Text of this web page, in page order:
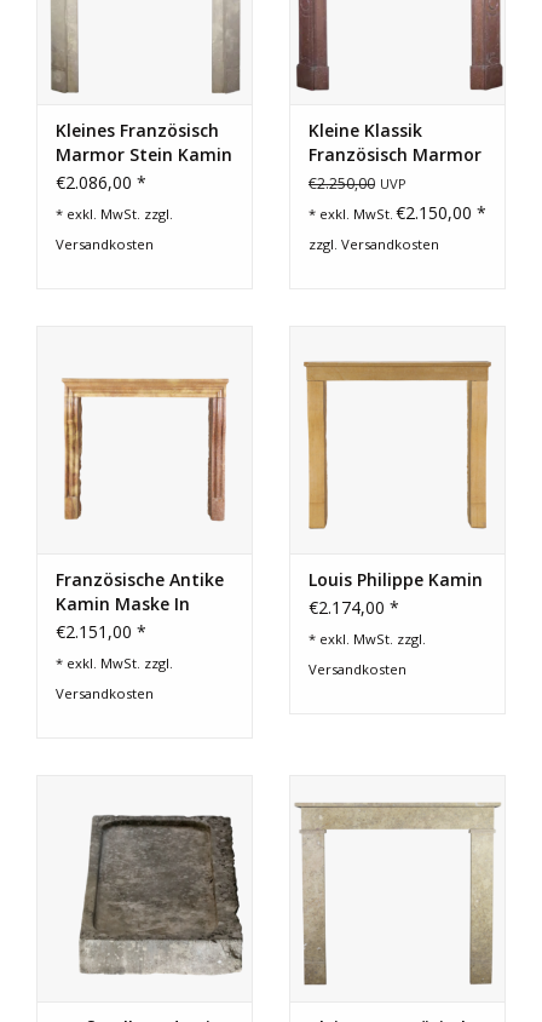
Kleines Französisch
Marmor Stein Kamin
Verkleidung
€2.086,00 *
* exkl. MwSt. zzgl.
Versandkosten
Kleine Klassik
Französisch Marmor
Stein Kamin
Verkleidung
€2.250,00 UVP
€2.150,00 *
* exkl. MwSt.
zzgl. Versandkosten
Französische Antike
Kamin Maske In
Zweifarbigem Stein
€2.151,00 *
* exkl. MwSt. zzgl.
Versandkosten
Louis Philippe Kamin
€2.174,00 *
* exkl. MwSt. zzgl.
Versandkosten